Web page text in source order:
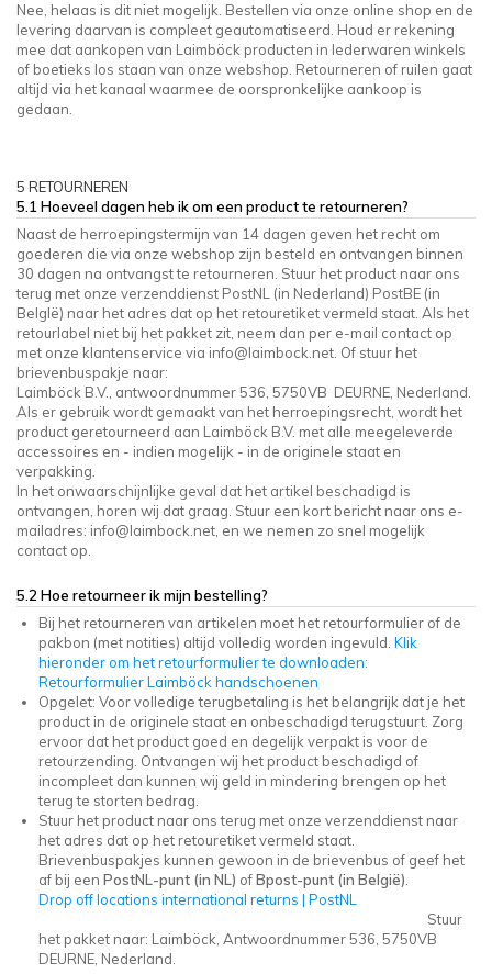
Nee, helaas is dit niet mogelijk. Bestellen via onze online shop en de
levering daarvan is compleet geautomatiseerd. Houd er rekening
mee dat aankopen van Laimböck producten in lederwaren winkels
of boetieks los staan van onze webshop. Retourneren of ruilen gaat
altijd via het kanaal waarmee de oorspronkelijke aankoop is
gedaan.
5 RETOURNEREN
5.1 Hoeveel dagen heb ik om een product te retourneren?
Naast de herroepingstermijn van 14 dagen geven het recht om
goederen die via onze webshop zijn besteld en ontvangen binnen
30 dagen na ontvangst te retourneren. Stuur het product naar ons
terug met onze verzenddienst PostNL (in Nederland) PostBE (in
BelgIë) naar het adres dat op het retouretiket vermeld staat. Als het
retourlabel niet bij het pakket zit, neem dan per e-mail contact op
met onze klantenservice via info@laimbock.net. Of stuur het
brievenbuspakje naar:
Laimböck B.V., antwoordnummer 536, 5750VB DEURNE, Nederland.
Als er gebruik wordt gemaakt van het herroepingsrecht, wordt het
product geretourneerd aan Laimböck B.V. met alle meegeleverde
accessoires en - indien mogelijk - in de originele staat en
verpakking.
In het onwaarschijnlijke geval dat het artikel beschadigd is
ontvangen, horen wij dat graag. Stuur een kort bericht naar ons e-
mailadres: info@laimbock.net, en we nemen zo snel mogelijk
contact op.
5.2 Hoe retourneer ik mijn bestelling?
Bij het retourneren van artikelen moet het retourformulier of de
pakbon (met notities) altijd volledig worden ingevuld. Klik
hieronder om het retourformulier te downloaden:
Retourformulier Laimböck handschoenen
Opgelet: Voor volledige terugbetaling is het belangrijk dat je het
product in de originele staat en onbeschadigd terugstuurt. Zorg
ervoor dat het product goed en degelijk verpakt is voor de
retourzending. Ontvangen wij het product beschadigd of
incompleet dan kunnen wij geld in mindering brengen op het
terug te storten bedrag.
Stuur het product naar ons terug met onze verzenddienst naar
het adres dat op het retouretiket vermeld staat.
Brievenbuspakjes kunnen gewoon in de brievenbus of geef het
af bij een PostNL-punt (in NL) ofBpost-punt (in België).
Drop off locations international returns | PostNL
Stuur
het pakket naar: Laimböck, Antwoordnummer 536, 5750VB
DEURNE, Nederland.